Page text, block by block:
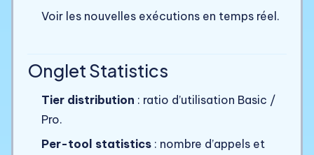
Voir les nouvelles exécutions en temps réel.
Onglet Statistics
Tier distribution : ratio d’utilisation Basic /
Pro.
Per-tool statistics : nombre d’appels et